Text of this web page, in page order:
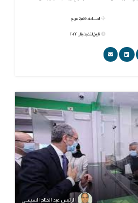
المساحة: 69م2 مربع
تاريخ التنفيذ: يناير ٢٠٢٢
الرئيس عبد الفتاح السيسي